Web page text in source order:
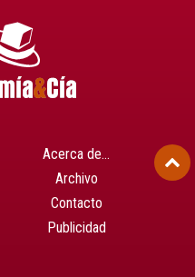
Acerca de…
Archivo
Contacto
Publicidad